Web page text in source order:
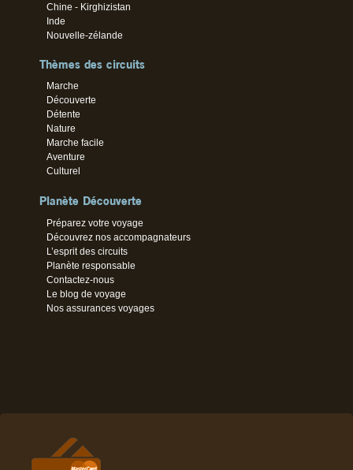
Chine - Kirghizistan
Inde
Nouvelle-zélande
Thèmes des circuits
Marche
Découverte
Détente
Nature
Marche facile
Aventure
Culturel
Planète Découverte
Préparez votre voyage
Découvrez nos accompagnateurs
L’esprit des circuits
Planète responsable
Contactez-nous
Le blog de voyage
Nos assurances voyages